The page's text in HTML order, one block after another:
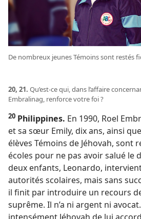
De nombreux jeunes Témoins sont restés
20, 21. Qu’est-​ce qui, dans l’affaire
Embralinag, renforce votre foi ?
20 Philippines. En 1990, Roel
et sa sœur Emily, dix ans, ainsi
élèves Témoins de Jéhovah, sont
écoles pour ne pas avoir salué le
deux enfants, Leonardo,
autorités scolaires, mais sans
il finit par introduire un recours
suprême. Il n’a ni argent ni